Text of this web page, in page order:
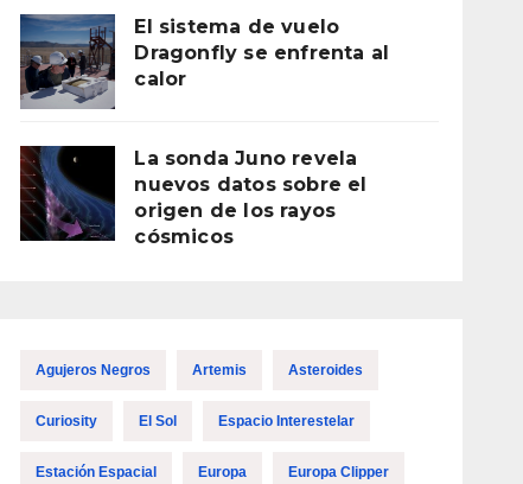
El sistema de vuelo
Dragonfly se enfrenta al
calor
La sonda Juno revela
nuevos datos sobre el
origen de los rayos
cósmicos
Agujeros Negros Artemis Asteroides
Curiosity El Sol Espacio Interestelar
Estación Espacial Europa Europa Clipper